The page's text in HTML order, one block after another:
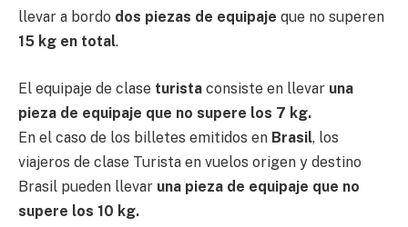
llevar a bordo dos piezas de equipaje que no superen
15 kg en total.
El equipaje de clase turista consiste en llevar una
pieza de equipaje que no supere los 7 kg.
En el caso de los billetes emitidos en Brasil, los
viajeros de clase Turista en vuelos origen y destino
Brasil pueden llevar una pieza de equipaje que no
supere los 10 kg.